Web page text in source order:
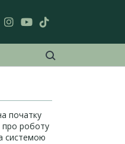
початку
про роботу
системою